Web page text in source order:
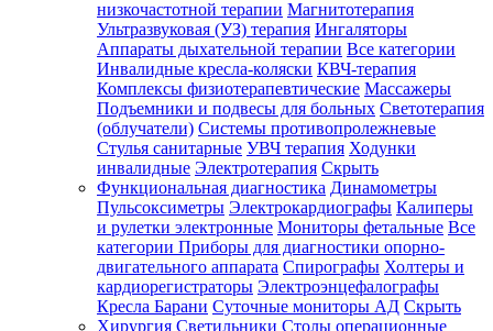
низкочастотной терапии Магнитотерапия
Ультразвуковая (УЗ) терапия Ингаляторы
Аппараты дыхательной терапии Все категории
Инвалидные кресла-коляски КВЧ-терапия
Комплексы физиотерапевтические Массажеры
Подъемники и подвесы для больных Светотерапия
(облучатели) Системы противопролежневые
Стулья санитарные УВЧ терапия Ходунки
инвалидные Электротерапия Скрыть
Функциональная диагностика Динамометры
Пульсоксиметры Электрокардиографы Калиперы
и рулетки электронные Мониторы фетальные Все
категории Приборы для диагностики опорно-
двигательного аппарата Спирографы Холтеры и
кардиорегистраторы Электроэнцефалографы
Кресла Барани Суточные мониторы АД Скрыть
Хирургия Светильники Столы операционные